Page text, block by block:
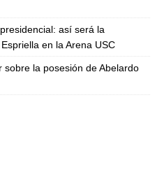
así será la
en la Arena USC
la posesión de Abelardo